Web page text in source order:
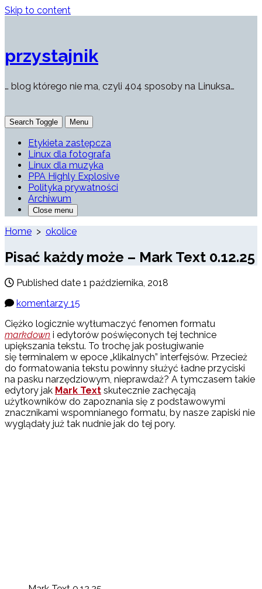
Skip to content
przystajnik
… blog którego nie ma, czyli 404 sposoby na Linuksa…
Search Toggle Menu
Etykieta zastępcza
Linux dla fotografa
Linux dla muzyka
PPA Highly Explosive
Polityka prywatności
Archiwum
Close menu
Home > okolice
Pisać każdy może – Mark Text 0.12.25
Published date 1 października, 2018
komentarzy 15
Ciężko logicznie wytłumaczyć fenomen formatu
markdown i edytorów poświęconych tej technice
upiększania tekstu. To trochę jak posługiwanie
się terminalem w epoce „klikalnych” interfejsów. Przecież
do formatowania tekstu powinny służyć ładne przyciski
na pasku narzędziowym, nieprawdaż? A tymczasem takie
edytory jak Mark Text skutecznie zachęcają
użytkowników do zapoznania się z podstawowymi
znacznikami wspomnianego formatu, by nasze zapiski nie
wyglądały już tak nudnie jak do tej pory.